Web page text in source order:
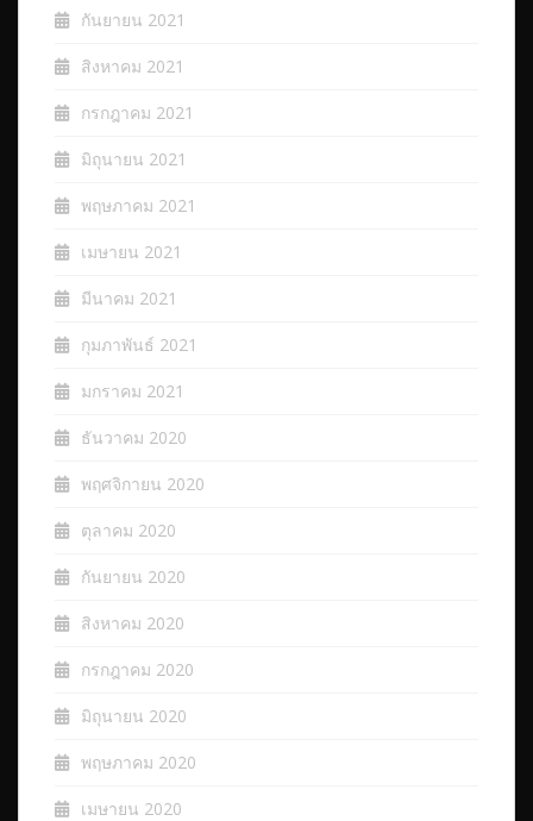
กันยายน 2021
สิงหาคม 2021
กรกฎาคม 2021
มิถุนายน 2021
พฤษภาคม 2021
เมษายน 2021
มีนาคม 2021
กุมภาพันธ์ 2021
มกราคม 2021
ธันวาคม 2020
พฤศจิกายน 2020
ตุลาคม 2020
กันยายน 2020
สิงหาคม 2020
กรกฎาคม 2020
มิถุนายน 2020
พฤษภาคม 2020
เมษายน 2020